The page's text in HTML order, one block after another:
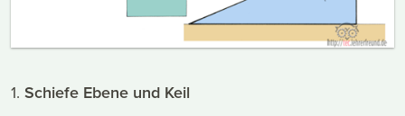
1. Schiefe Ebene und Keil